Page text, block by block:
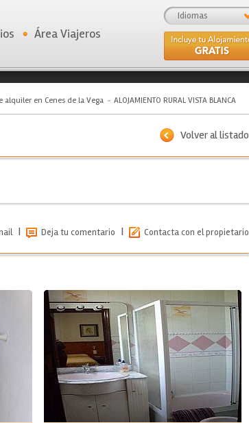
Idiomas
Área Viajeros
alquiler en Cenes de la Vega ALOJAMIENTO RURAL VISTA BLANCA
Volver al listado
| Deja tu comentario | Contacta con el propietario